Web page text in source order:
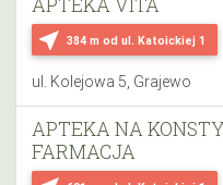
near_me 384 m od ul. Katoickiej 1
ul. Kolejowa 5, Grajewo
APTEKA NA
FARMACJA